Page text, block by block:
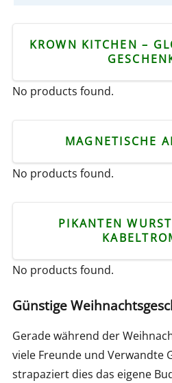
KROWN KITCHEN –
No products found.
MAGNETISCHE
No products found.
PIKANTEN
No products found.
Günstige
Gerade während der
viele Freunde und Verwandte
strapaziert dies das eigene